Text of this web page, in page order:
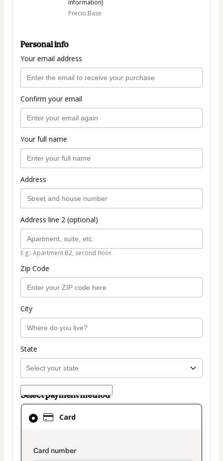
information)
Precio Base
Personal info
Your email address
Confirm your email
Your full name
Address
Address line 2 (optional)
E.g.: Apartment B2, second floor.
Zip Code
City
State
Select payment method
Card
payment_data.section_title_v2
Card
selected
method